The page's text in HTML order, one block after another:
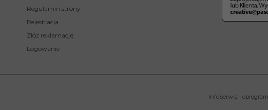
Regulamin strony
Rejestracja
Złóż reklamację
Logowanie
InfoSerwis -